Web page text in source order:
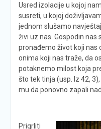
Usred izolacije u kojoj
susreti, u kojoj
jednom slušamo
živi uz nas. Gospodin nas
pronađemo život koji nas
onima koji nas traže, da
potaknemo milost koja
što tek tinja (usp. Iz 42,
mu da ponovno zapali
Prigrliti